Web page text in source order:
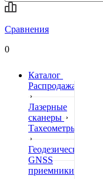
Сравнения
0
Каталог
Распродажа
Лазерные
сканеры
Тахеометры
Геодезические
GNSS
приемники